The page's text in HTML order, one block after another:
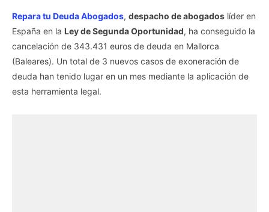
Repara tu Deuda Abogados, despacho de abogados líder en
España en la Ley de Segunda Oportunidad, ha conseguido la
cancelación de 343.431 euros de deuda en Mallorca
(Baleares). Un total de 3 nuevos casos de exoneración de
deuda han tenido lugar en un mes mediante la aplicación de
esta herramienta legal.